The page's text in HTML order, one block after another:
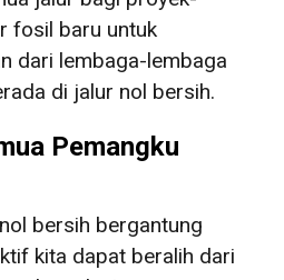
fosil baru untuk
dari lembaga-lembaga
di jalur nol bersih.
Pemangku
bersih bergantung
kita dapat beralih dari